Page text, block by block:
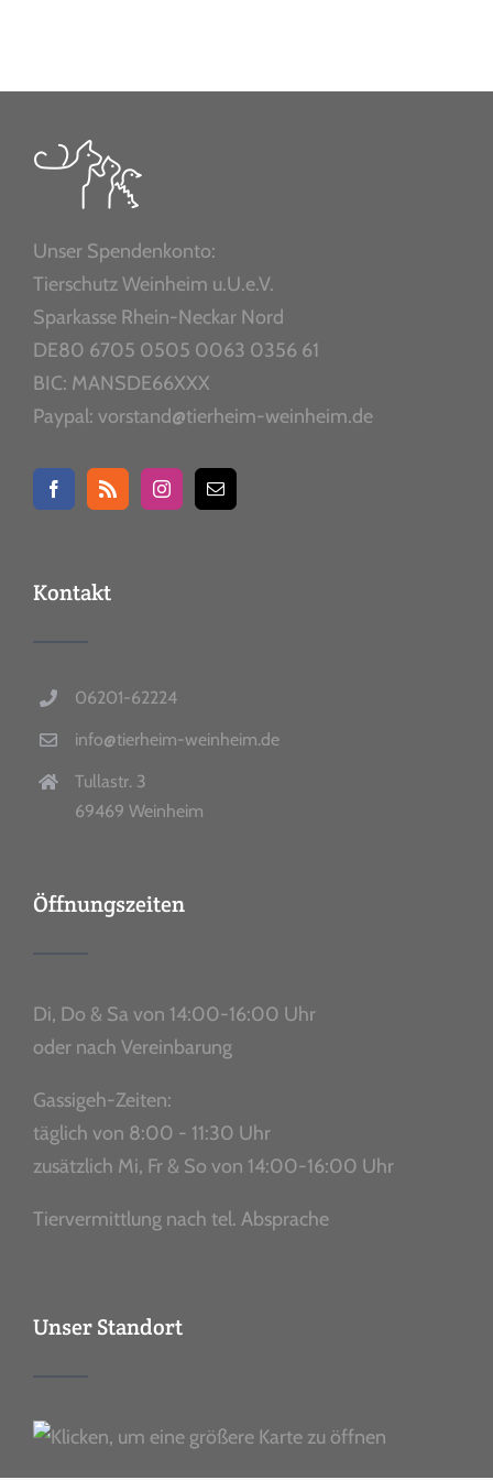
Unser Spendenkonto:
Tierschutz Weinheim u.U.e.V.
Sparkasse Rhein-Neckar Nord
DE80 6705 0505 0063 0356 61
BIC: MANSDE66XXX
Paypal: vorstand@tierheim-weinheim.de
Kontakt
06201-62224
info@tierheim-weinheim.de
Tullastr. 3
69469 Weinheim
Öffnungszeiten
Di, Do & Sa von 14:00-16:00 Uhr
oder nach Vereinbarung
Gassigeh-Zeiten:
täglich von 8:00 - 11:30 Uhr
zusätzlich Mi, Fr & So von 14:00-16:00 Uhr
Tiervermittlung nach tel. Absprache
Unser Standort